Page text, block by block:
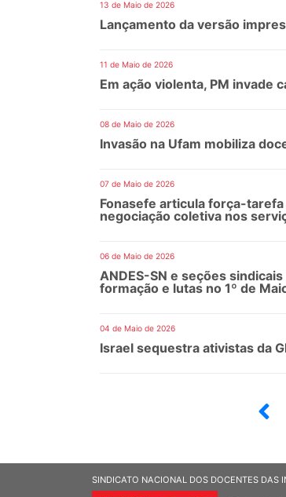
13 de Maio de 2026
Lançamento da versão
11 de Maio de 2026
Em ação violenta, PM invade
08 de Maio de 2026
Invasão na Ufam mobiliza
07 de Maio de 2026
Fonasefe articula força-
negociação coletiva nos
06 de Maio de 2026
ANDES-SN e seções
formação e lutas no 1º de
04 de Maio de 2026
Israel sequestra ativistas da
SINDICATO NACIONAL DOS DOCENTES DAS